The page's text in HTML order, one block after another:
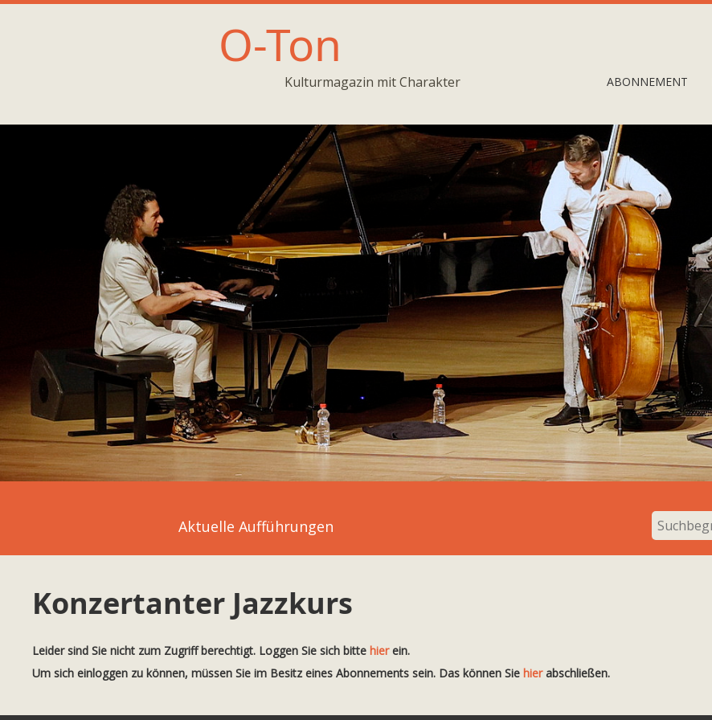
O-Ton
Kulturmagazin mit Charakter ABONNEMENT
Aktuelle Aufführungen
Konzertanter Jazzkurs
Leider sind Sie nicht zum Zugriff berechtigt. Loggen Sie sich bitte hierein.
Um sich einloggen zu können, müssen Sie im Besitz eines Abonnements sein. Das können Sie hierabschließen.